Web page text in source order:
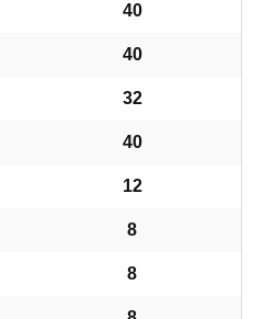
40
40
32
40
12
8
8